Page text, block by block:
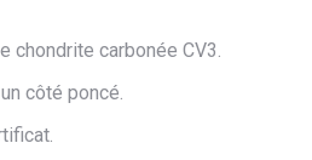
chondrite carbonée CV3.
côté poncé.